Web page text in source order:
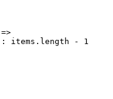
=>
: items. length -
1